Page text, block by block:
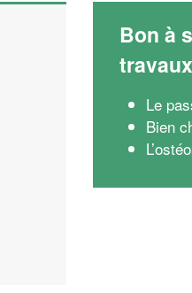
Bon à
travaux
Le
Bien